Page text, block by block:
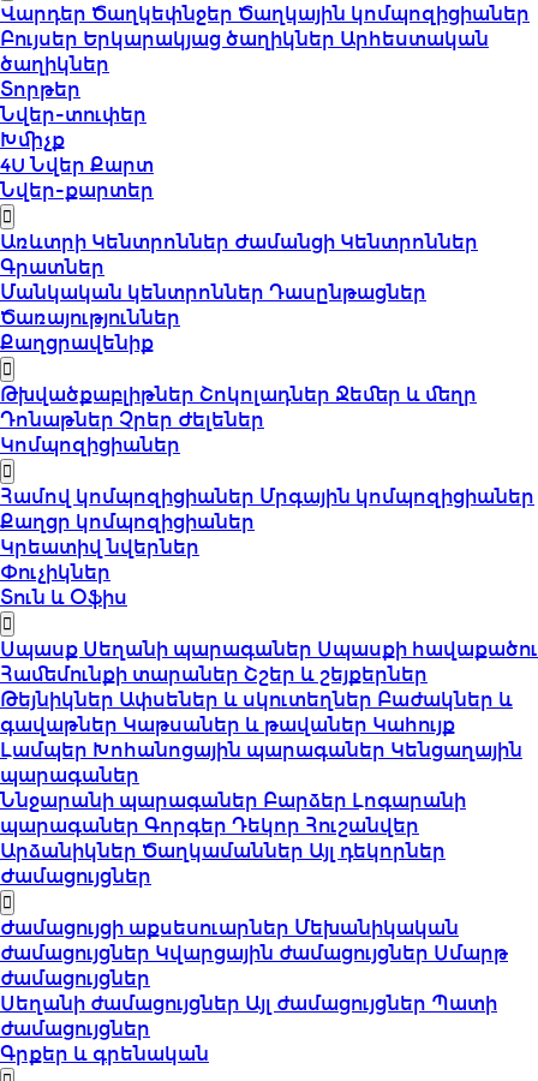
Վարդեր Ծաղկեփնջեր Ծաղկային կոմպոզիցիաներ
Բույսեր Երկարակյաց ծաղիկներ Արհեստական
ծաղիկներ
Տորթեր
Նվեր-տուփեր
Խմիչք
4U Նվեր Քարտ
Նվեր-քարտեր
Առևտրի Կենտրոններ Ժամանցի Կենտրոններ
Գրատներ
Մանկական կենտրոններ Դասընթացներ
Ծառայություններ
Քաղցրավենիք
Թխվածքաբլիթներ Շոկոլադներ Ջեմեր և մեղր
Դոնաթներ Չրեր Ժելեներ
Կոմպոզիցիաներ
Համով կոմպոզիցիաներ Մրգային կոմպոզիցիաներ
Քաղցր կոմպոզիցիաներ
Կրեատիվ նվերներ
Փուչիկներ
Տուն և Օֆիս
Սպասք Սեղանի պարագաներ Սպասքի հավաքածու
Համեմունքի տարաներ Շշեր և շեյքերներ
Թեյնիկներ Ափսեներ և սկուտեղներ Բաժակներ և
գավաթներ Կաթսաներ և թավաներ Կահույք
Լամպեր Խոհանոցային պարագաներ Կենցաղային
պարագաներ
Ննջարանի պարագաներ Բարձեր Լոգարանի
պարագաներ Գորգեր Դեկոր Հուշանվեր
Արձանիկներ Ծաղկամաններ Այլ դեկորներ
Ժամացույցներ
Ժամացույցի աքսեսուարներ Մեխանիկական
ժամացույցներ Կվարցային ժամացույցներ Սմարթ
ժամացույցներ
Սեղանի ժամացույցներ Այլ ժամացույցներ Պատի
ժամացույցներ
Գրքեր և գրենական